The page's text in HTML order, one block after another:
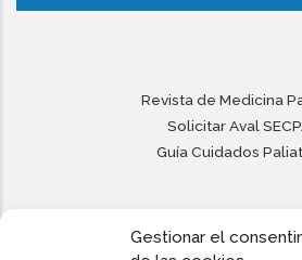
Gestionar el
Revista de Medicina
Solicitar Aval
Guía Cuidados
Accede a tu